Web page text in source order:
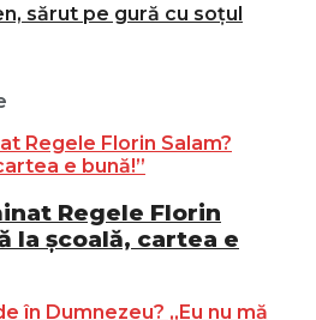
sărut pe gură cu soțul
Regele Florin
la școală, cartea e